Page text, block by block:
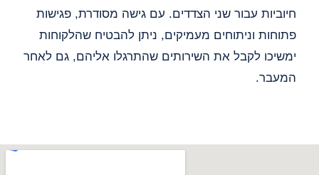
חיוביות עבור שני הצדדים. עם גישה מסודרת, פגישות
פתוחות וניתוחים מעמיקים, ניתן להבטיח שהלקוחות
ימשיכו לקבל את השירותים שהתרגלו אליהם, גם לאחר
המעבר.